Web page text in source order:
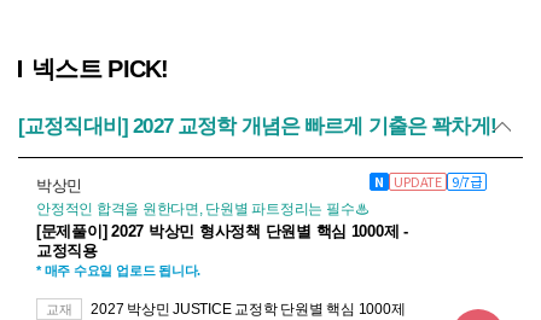
넥스트 PICK!
[교정직대비] 2027 교정학 개념은 빠르게 기출은 꽉차게!
박상민 N UPDATE 9/7급
안정적인 합격을 원한다면, 단원별 파트정리는 필수♨
[문제풀이] 2027 박상민 형사정책 단원별 핵심 1000제 -
교정직용
* 매주 수요일 업로드 됩니다.
교재
2027 박상민 JUSTICE 교정학 단원별 핵심 1000제